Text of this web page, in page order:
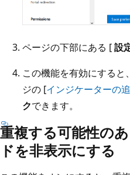
ページの下部にある [設
この機能を有効にする
ジの [インジケーターの
クできます。
重複する可能性の
ドを非表示にする